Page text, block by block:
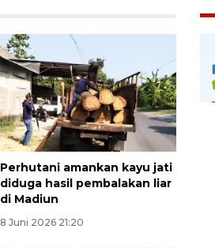
Perhutani amankan kayu jati
diduga hasil pembalakan liar
di Madiun
8 Juni 2026 21:20